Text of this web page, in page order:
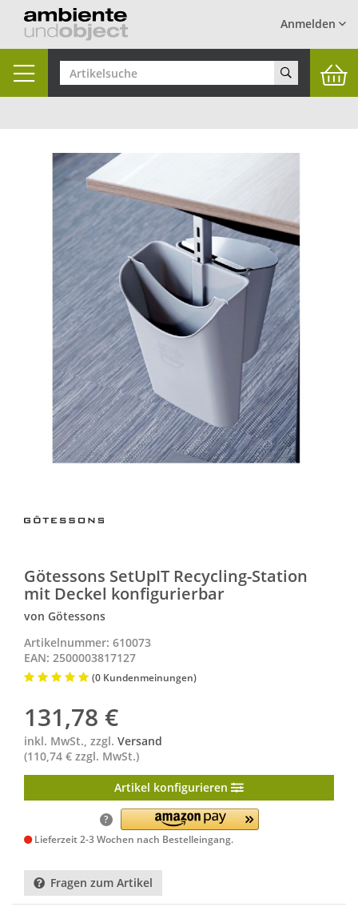
Anmelden
Toggle
navigation
Götessons SetUpIT Recycling-Station
mit Deckel konfigurierbar
von Götessons
Artikelnummer: 610073
EAN: 2500003817127
(0 Kundenmeinungen)
131,78 €
inkl. MwSt., zzgl. Versand
(110,74 € zzgl. MwSt.)
Artikel konfigurieren
?
Lieferzeit 2-3 Wochen nach Bestelleingang.
Fragen zum Artikel